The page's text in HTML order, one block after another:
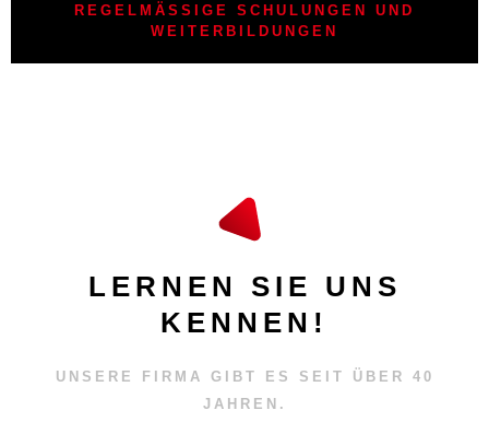
REGELMÄSSIGE SCHULUNGEN UND
WEITERBILDUNGEN
LERNEN SIE UNS
KENNEN!
UNSERE FIRMA GIBT ES SEIT ÜBER 40
JAHREN.